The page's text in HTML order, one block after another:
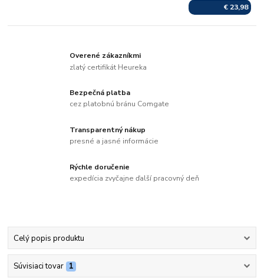
€ 23,98
Overené zákazníkmi
zlatý certifikát Heureka
Bezpečná platba
cez platobnú bránu Comgate
Transparentný nákup
presné a jasné informácie
Rýchle doručenie
expedícia zvyčajne ďalší pracovný deň
Celý popis produktu
Súvisiaci tovar 1